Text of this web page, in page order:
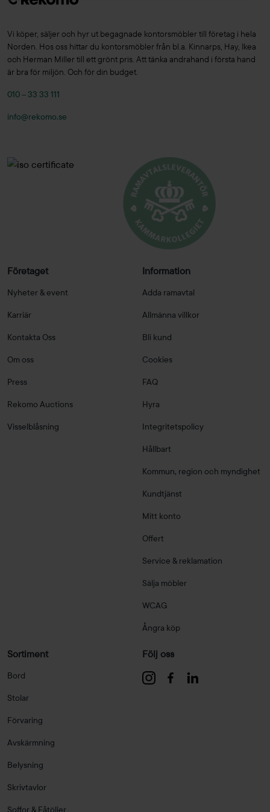
Vi köper, säljer och hyr ut begagnade kontorsmöbler till företag i hela
Norden. Hos oss hittar du kontorsmöbler från bl.a. Kinnarps, Hay, Ikea
och Herman Miller till ett grönt pris. Att tänka andrahand i första hand
är bra för miljön. Och för din budget.
010 – 33 33 111
info@rekomo.se
Företaget
Nyheter & event
Karriär
Kontakta Oss
Om oss
Press
Rekomo Auctions
Visselblåsning
Information
Adda ramavtal
Allmänna villkor
Bli kund
Cookies
FAQ
Hyra
Integritetspolicy
Hållbart
Kommun, region och myndighet
Kundtjänst
Mitt konto
Offert
Service & reklamation
Sälja möbler
WCAG
Ångra köp
Sortiment
Bord
Stolar
Förvaring
Avskärmning
Belysning
Skrivtavlor
Soffor & Fåtöljer
Följ oss